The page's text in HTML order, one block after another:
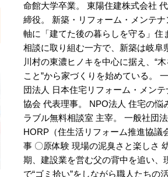
命館大学卒業。 東陽住建株式会社
締役。 新築・リフォーム・メンテナ
軸に「建てた後の暮らしを守る」住
相談に取り組む一方で、新築は岐阜
川村の東濃ヒノキを中心に据え、“
こと”から家づくりを始めている。
団法人 日本住宅リフォーム・メンテ
協会 代表理事。 NPO法人 住宅の悩
ラブル無料相談室 主宰。 一般社団
HORP（住生活リフォーム推進協議
事 〇原体験 現場の泥臭さと楽しさ
期、建設業を営む父の背中を追い、
で“ゴミ拾い”をしながら職人たちの